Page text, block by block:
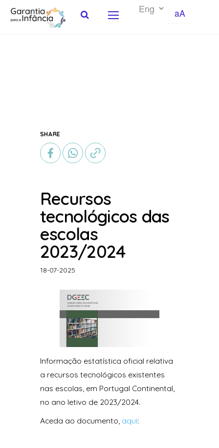
aA
SHARE
Recursos
tecnológicos das
escolas
2023/2024
18-07-2025
Informação estatística oficial relativa
a recursos tecnológicos existentes
nas escolas, em Portugal Continental,
no ano letivo de 2023/2024.
Aceda ao documento, aqui: